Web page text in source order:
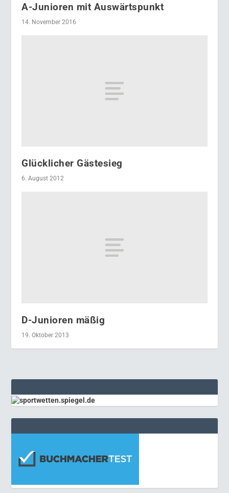
A-Junioren mit Auswärtspunkt
14. November 2016
Glücklicher Gästesieg
6. August 2012
D-Junioren mäßig
19. Oktober 2013